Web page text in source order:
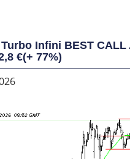
Infini BEST CALL
€(+ 77%)